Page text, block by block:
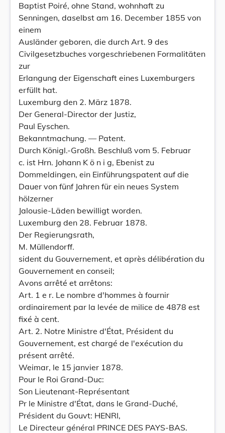
Baptist Poiré, ohne Stand, wohnhaft zu
Senningen, daselbst am 16. December 1855 von
einem
Ausländer geboren, die durch Art. 9 des
Civilgesetzbuches vorgeschriebenen Formalitäten
zur
Erlangung der Eigenschaft eines Luxemburgers
erfüllt hat.
Luxemburg den 2. März 1878.
Der General-Director der Justiz,
Paul Eyschen.
Bekanntmachung. — Patent.
Durch Königl.-Großh. Beschluß vom 5. Februar
c. ist Hrn. Johann K ö n i g, Ebenist zu
Dommeldingen, ein Einführungspatent auf die
Dauer von fünf Jahren für ein neues System
hölzerner
Jalousie-Läden bewilligt worden.
Luxemburg den 28. Februar 1878.
Der Regierungsrath,
M. Müllendorff.
sident du Gouvernement, et après délibération du
Gouvernement en conseil;
Avons arrêté et arrêtons:
Art. 1 e r. Le nombre d'hommes à fournir
ordinairement par la levée de milice de 4878 est
fixé à cent.
Art. 2. Notre Ministre d'État, Président du
Gouvernement, est chargé de l'exécution du
présent arrêté.
Weimar, le 15 janvier 1878.
Pour le Roi Grand-Duc:
Son Lieutenant-Représentant
Pr le Ministre d'État, dans le Grand-Duché,
Président du Gouvt: HENRI,
Le Directeur général PRINCE DES PAYS-BAS.